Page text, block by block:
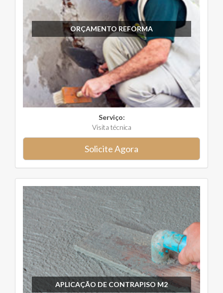
ORÇAMENTO REFORMA
Serviço:
Visita técnica
Solicite Agora
APLICAÇÃO DE CONTRAPISO M2